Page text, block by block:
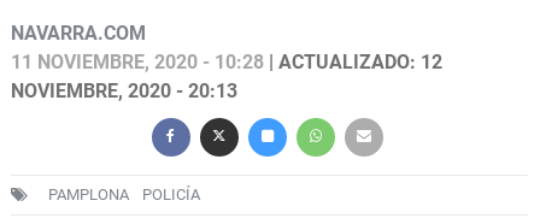
NAVARRA.COM
11 NOVIEMBRE, 2020 - 10:28 | ACTUALIZADO: 12
NOVIEMBRE, 2020 - 20:13
PAMPLONA POLICÍA